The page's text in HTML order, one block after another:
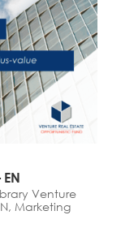
Venture
, Marketing